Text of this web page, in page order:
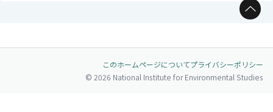
ページトップへ
このホームページについてプライバシーポリシー
© 2026 National Institute for Environmental Studies